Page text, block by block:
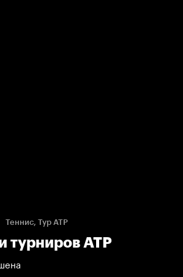
Теннис, Тур ATP
турниров АТР